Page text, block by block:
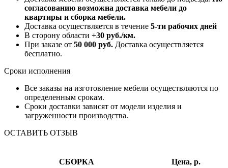
согласованию возможна доставка мебели до
квартиры и сборка мебели.
Доставка осуществляется в течение 5-ти рабочих дней
В сторону области +30 руб./км.
При заказе от 50 000 руб. Доставка осуществляется
бесплатно.
Сроки исполнения
Все заказы на изготовление мебели осуществляются по
определенным срокам.
Сроки доставки зависят от модели изделия и
загруженности производства.
ОСТАВИТЬ ОТЗЫВ
СБОРКА
Цена, р.